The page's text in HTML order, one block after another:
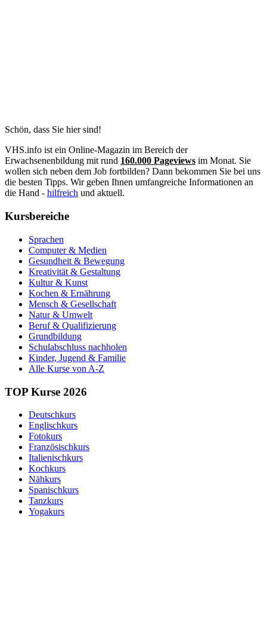
Schön, dass Sie hier sind!
VHS.info ist ein Online-Magazin im Bereich der
Erwachsenenbildung mit rund 160.000 Pageviews im Monat. Sie
wollen sich neben dem Job fortbilden? Dann bekommen Sie bei uns
die besten Tipps. Wir geben Ihnen umfangreiche Informationen an
die Hand - hilfreich und aktuell.
Kursbereiche
Sprachen
Computer & Medien
Gesundheit & Bewegung
Kreativität & Gestaltung
Kultur & Kunst
Kochen & Ernährung
Mensch & Gesellschaft
Natur & Umwelt
Beruf & Qualifizierung
Grundbildung
Schulabschluss nachholen
Kinder, Jugend & Familie
Alle Kurse von A-Z
TOP Kurse 2026
Deutschkurs
Englischkurs
Fotokurs
Französischkurs
Italienischkurs
Kochkurs
Nähkurs
Spanischkurs
Tanzkurs
Yogakurs